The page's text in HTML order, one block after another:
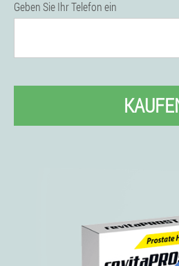
Geben Sie Ihr Telefon ein